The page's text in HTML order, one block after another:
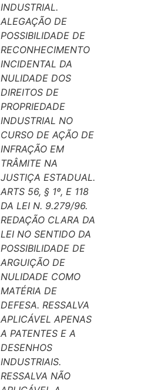
INDUSTRIAL.
ALEGAÇÃO DE
POSSIBILIDADE DE
RECONHECIMENTO
INCIDENTAL DA
NULIDADE DOS
DIREITOS DE
PROPRIEDADE
INDUSTRIAL NO
CURSO DE AÇÃO DE
INFRAÇÃO EM
TRÂMITE NA
JUSTIÇA ESTADUAL.
ARTS 56, § 1º, E 118
DA LEI N. 9.279/96.
REDAÇÃO CLARA DA
LEI NO SENTIDO DA
POSSIBILIDADE DE
ARGUIÇÃO DE
NULIDADE COMO
MATÉRIA DE
DEFESA. RESSALVA
APLICÁVEL APENAS
A PATENTES E A
DESENHOS
INDUSTRIAIS.
RESSALVA NÃO